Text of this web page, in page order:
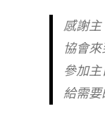
感謝
協會
參加
給需要